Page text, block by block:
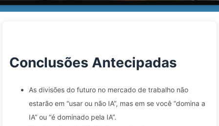
Conclusões Antecipadas
As divisões do futuro no mercado de trabalho não
estarão em “usar ou não IA”, mas em se você “domina a
IA” ou “é dominado pela IA”.